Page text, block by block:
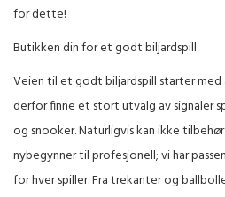
for dette!
Butikken din for et godt biljardspill
Veien til et godt biljardspill starter med
derfor finne et stort utvalg av signaler
og snooker. Naturligvis kan ikke tilbehør
nybegynner til profesjonell; vi har
for hver spiller. Fra trekanter og